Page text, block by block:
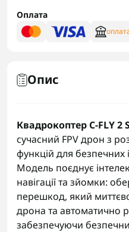
Оплата
Опис
Квадрокоптер C-FLY 2
сучасний FPV дрон з
функцій для безпечних
Модель поєднує
навігації та зйомки:
перешкод, який
дрона та автоматично
забезпечуючи